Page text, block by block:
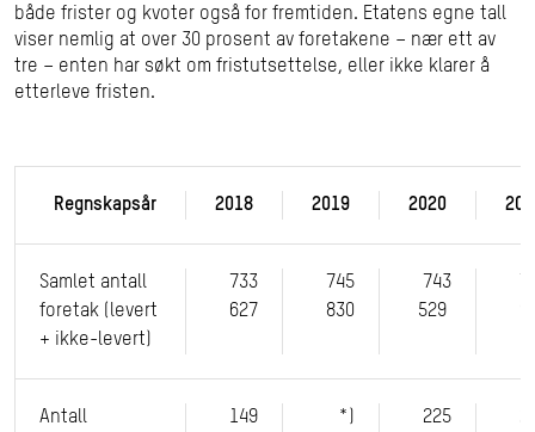
både frister og kvoter også for fremtiden. Etatens egne tall
viser nemlig at over 30 prosent av foretakene – nær ett av
tre – enten har søkt om fristutsettelse, eller ikke klarer å
etterleve fristen.
Regnskapsår 2018 2019 2020
Samlet antall
foretak (levert
+ ikke-levert)
733
627
745
830
743
529
Antall
149
*)
225